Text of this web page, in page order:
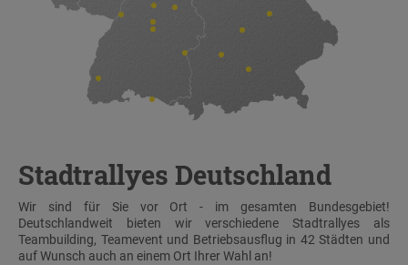
Stadtrallyes Deutschland
Wir sind für Sie vor Ort - im gesamten Bundesgebiet!
Deutschlandweit bieten wir verschiedene Stadtrallyes als
Teambuilding, Teamevent und Betriebsausflug in 42 Städten und
auf Wunsch auch an einem Ort Ihrer Wahl an!